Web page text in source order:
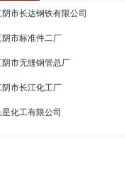
阴市长达钢铁有限公司
阴市标准件二厂
阴市无缝钢管总厂
阴市长江化工厂
星化工有限公司